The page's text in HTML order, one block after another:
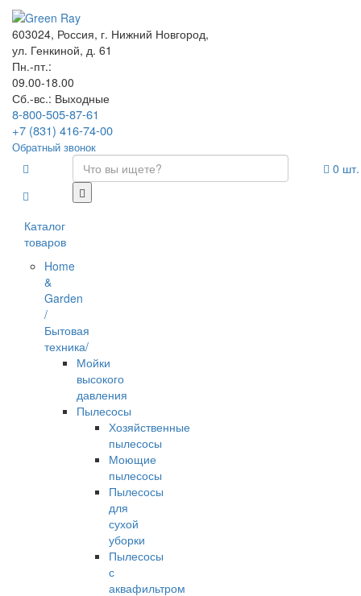
603024, Россия, г. Нижний Новгород,
ул. Генкиной, д. 61
Пн.-пт.:
09.00-18.00
Сб.-вс.: Выходные
8-800-505-87-61
+7 (831) 416-74-00
Обратный звонок
Каталог
товаров
Home
&
Garden
/
Бытовая
техника/
Мойки
высокого
давления
Пылесосы
Хозяйственные
пылесосы
Моющие
пылесосы
Пылесосы
для
сухой
уборки
Пылесосы
с
аквафильтром
0